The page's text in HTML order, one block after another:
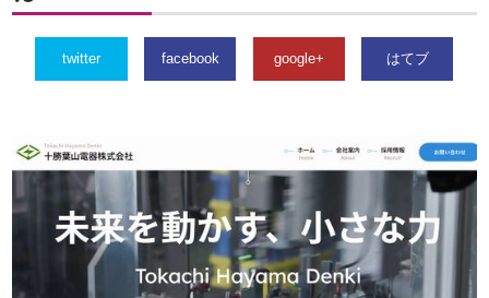
twitter facebook google+ はてブ